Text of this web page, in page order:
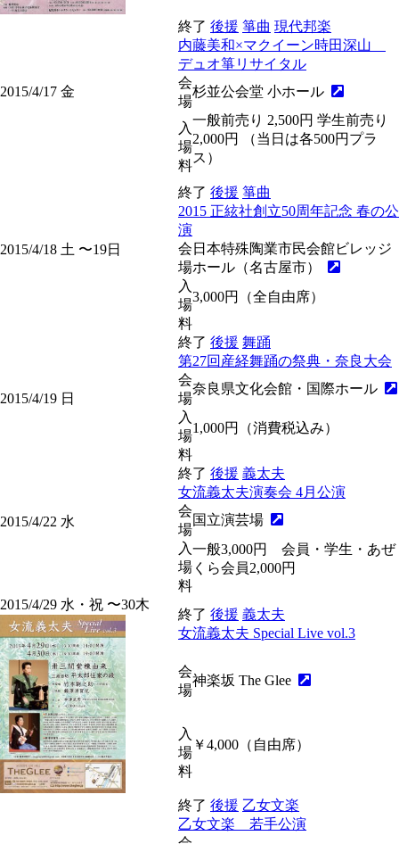
2015/4/17 金
終了 後援 箏曲 現代邦楽
内藤美和×マクイーン時田深山
デュオ箏リサイタル
会
場
杉並公会堂 小ホール
入
場
料
一般前売り 2,500円 学生前売り
2,000円 （当日は各500円プラ
ス）
2015/4/18 土 〜19日
終了 後援 箏曲
2015 正絃社創立50周年記念 春の公
演
会
場
日本特殊陶業市民会館ビレッジ
ホール（名古屋市）
入
場
料
3,000円（全自由席）
2015/4/19 日
終了 後援 舞踊
第27回産経舞踊の祭典・奈良大会
会
場
奈良県文化会館・国際ホール
入
場
料
1,000円（消費税込み）
2015/4/22 水
終了 後援 義太夫
女流義太夫演奏会 4月公演
会
場
国立演芸場
入
場
料
一般3,000円 会員・学生・あぜ
くら会員2,000円
2015/4/29 水・祝 〜30木
終了 後援 義太夫
女流義太夫 Special Live vol.3
会
場
神楽坂 The Glee
入
場
料
￥4,000（自由席）
終了 後援 乙女文楽
乙女文楽 若手公演